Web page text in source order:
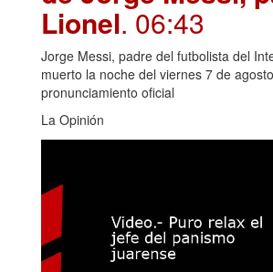
Lionel. 06:43
Jorge Messi, padre del futbolista del
muerto la noche del viernes 7 de
pronunciamiento oficial
La Opinión